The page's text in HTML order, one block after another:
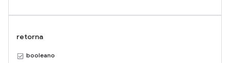
retorna
booleano